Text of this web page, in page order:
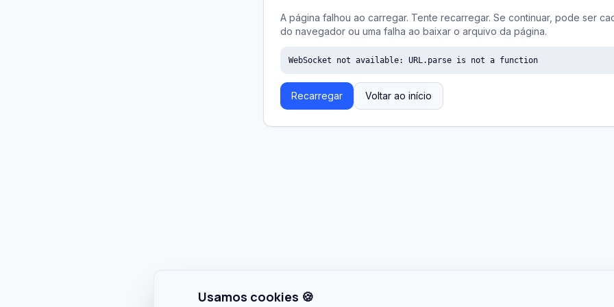
A página falhou ao carregar. Tente recarregar. Se continuar, pode ser
do navegador ou uma falha ao baixar o arquivo da página.
WebSocket not available: URL.parse is not a function
Recarregar Voltar ao início
Usamos cookies 🍪